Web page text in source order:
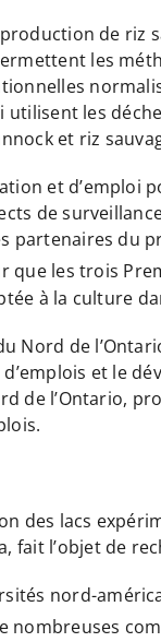
de
les
les
et riz
et d’emploi
de
partenaires
que les trois
à la culture
Nord de
et le
de l’Ontario,
des lacs
fait l’objet de
nord-